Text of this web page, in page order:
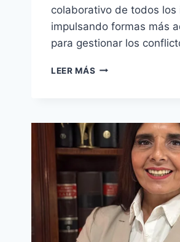
colaborativo de todos los
impulsando formas más
para gestionar los
LEER MÁS